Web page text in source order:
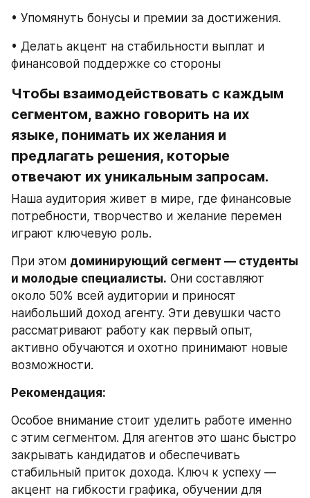
• Упомянуть бонусы и премии за достижения.
• Делать акцент на стабильности выплат и
финансовой поддержке со стороны
Чтобы взаимодействовать с каждым
сегментом, важно говорить на их
языке, понимать их желания и
предлагать решения, которые
отвечают их уникальным запросам.
Наша аудитория живет в мире, где финансовые
потребности, творчество и желание перемен
играют ключевую роль.
При этом доминирующий сегмент — студенты
и молодые специалисты. Они составляют
около 50% всей аудитории и приносят
наибольший доход агенту. Эти девушки часто
рассматривают работу как первый опыт,
активно обучаются и охотно принимают новые
возможности.
Рекомендация:
Особое внимание стоит уделить работе именно
с этим сегментом. Для агентов это шанс быстро
закрывать кандидатов и обеспечивать
стабильный приток дохода. Ключ к успеху —
акцент на гибкости графика, обучении для